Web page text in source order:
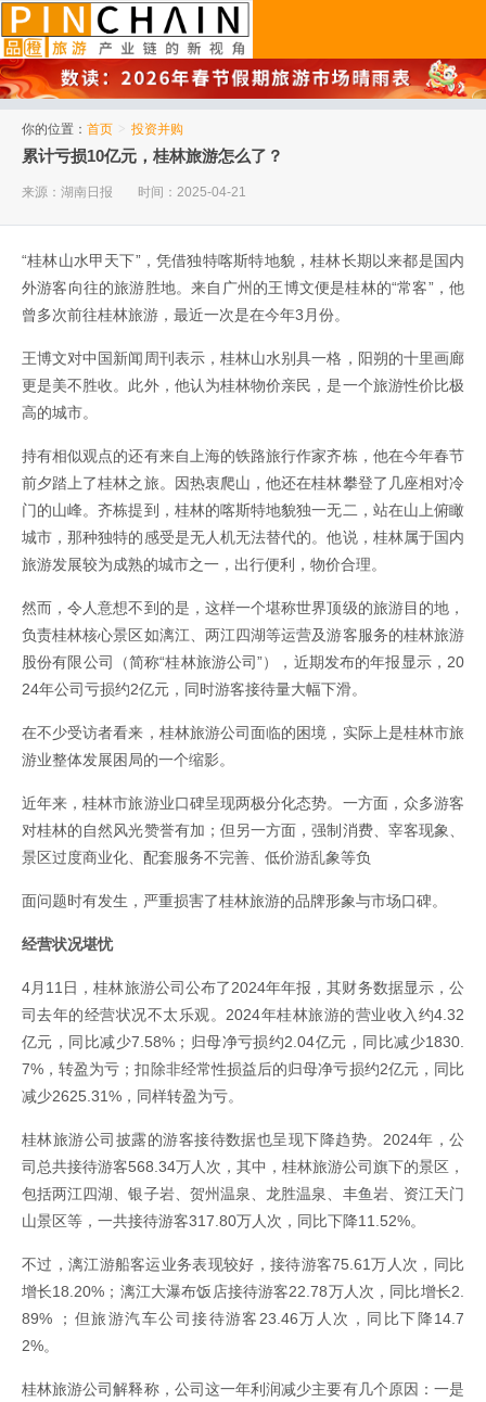
你的位置： 首页 > 投资并购
累计亏损10亿元，桂林旅游怎么了？
来源：湖南日报 时间：2025-04-21
“桂林山水甲天下”，凭借独特喀斯特地貌，桂林长期以来都是国内
外游客向往的旅游胜地。来自广州的王博文便是桂林的“常客”，他
曾多次前往桂林旅游，最近一次是在今年3月份。
王博文对中国新闻周刊表示，桂林山水别具一格，阳朔的十里画廊
更是美不胜收。此外，他认为桂林物价亲民，是一个旅游性价比极
高的城市。
持有相似观点的还有来自上海的铁路旅行作家齐栋，他在今年春节
前夕踏上了桂林之旅。因热衷爬山，他还在桂林攀登了几座相对冷
门的山峰。齐栋提到，桂林的喀斯特地貌独一无二，站在山上俯瞰
城市，那种独特的感受是无人机无法替代的。他说，桂林属于国内
旅游发展较为成熟的城市之一，出行便利，物价合理。
然而，令人意想不到的是，这样一个堪称世界顶级的旅游目的地，
负责桂林核心景区如漓江、两江四湖等运营及游客服务的桂林旅游
股份有限公司（简称“桂林旅游公司”），近期发布的年报显示，20
24年公司亏损约2亿元，同时游客接待量大幅下滑。
在不少受访者看来，桂林旅游公司面临的困境，实际上是桂林市旅
游业整体发展困局的一个缩影。
近年来，桂林市旅游业口碑呈现两极分化态势。一方面，众多游客
对桂林的自然风光赞誉有加；但另一方面，强制消费、宰客现象、
景区过度商业化、配套服务不完善、低价游乱象等负
面问题时有发生，严重损害了桂林旅游的品牌形象与市场口碑。
经营状况堪忧
4月11日，桂林旅游公司公布了2024年年报，其财务数据显示，公
司去年的经营状况不太乐观。2024年桂林旅游的营业收入约4.32
亿元，同比减少7.58%；归母净亏损约2.04亿元，同比减少1830.
7%，转盈为亏；扣除非经常性损益后的归母净亏损约2亿元，同比
减少2625.31%，同样转盈为亏。
桂林旅游公司披露的游客接待数据也呈现下降趋势。2024年，公
司总共接待游客568.34万人次，其中，桂林旅游公司旗下的景区，
包括两江四湖、银子岩、贺州温泉、龙胜温泉、丰鱼岩、资江天门
山景区等，一共接待游客317.80万人次，同比下降11.52%。
不过，漓江游船客运业务表现较好，接待游客75.61万人次，同比
增长18.20%；漓江大瀑布饭店接待游客22.78万人次，同比增长2.
89% ；但旅游汽车公司接待游客23.46万人次，同比下降14.7
2%。
桂林旅游公司解释称，公司这一年利润减少主要有几个原因：一是